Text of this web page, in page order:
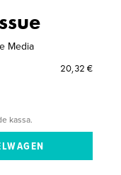
Media
20,32 €
kassa.